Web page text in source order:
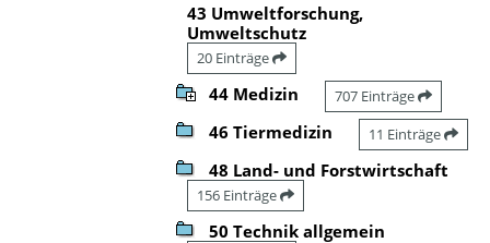
43 Umweltforschung,
Umweltschutz
20 Einträge
44 Medizin 707 Einträge
46 Tiermedizin 11 Einträge
48 Land- und Forstwirtschaft
156 Einträge
50 Technik allgemein